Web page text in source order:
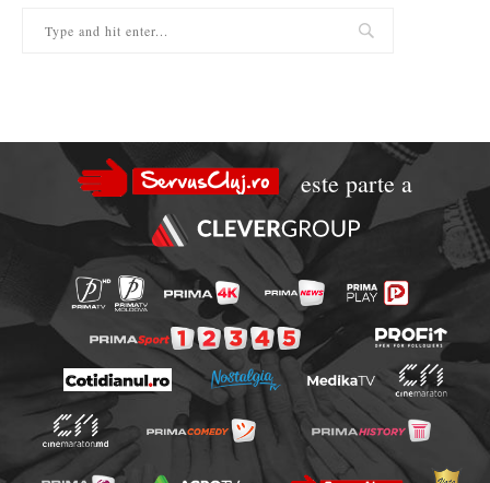
este parte a